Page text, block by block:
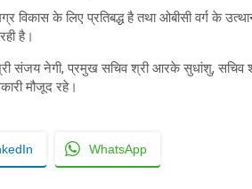
के लिए प्रतिबद्ध है तथा ओबीसी वर्ग के
है।
संजय नेगी, प्रमुख सचिव श्री आरके सुधांशु, सचिव
मौजूद रहे।
WhatsApp